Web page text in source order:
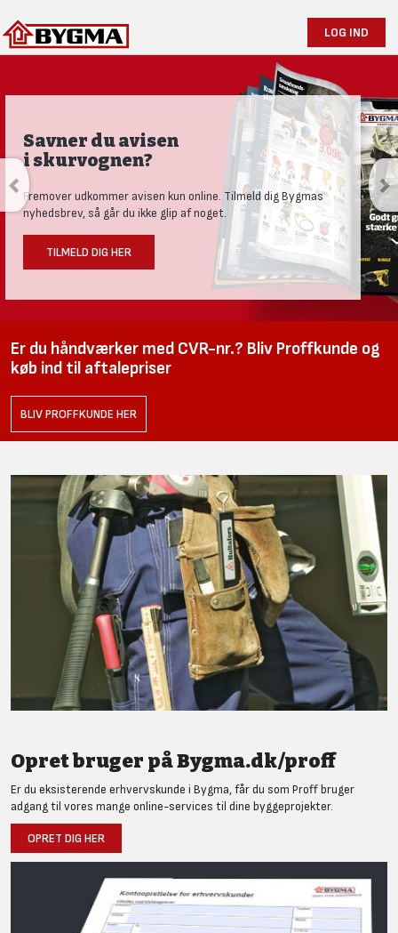
LOG IND
Savner du avisen
i skurvognen?
Fremover udkommer avisen kun online. Tilmeld dig Bygmas
nyhedsbrev, så går du ikke glip af noget.
TILMELD DIG HER
Er du håndværker med CVR-nr.? Bliv Proffkunde og
køb ind til aftalepriser
BLIV PROFFKUNDE HER
Opret bruger på Bygma.dk/proff
Er du eksisterende erhvervskunde i Bygma, får du som Proff bruger
adgang til vores mange online-services til dine byggeprojekter.
OPRET DIG HER